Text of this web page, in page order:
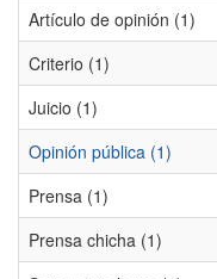
Artículo de opinión (1)
Criterio (1)
Juicio (1)
Opinión pública (1)
Prensa (1)
Prensa chicha (1)